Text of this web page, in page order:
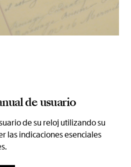
de usuario
de su reloj utilizando su
las indicaciones esenciales